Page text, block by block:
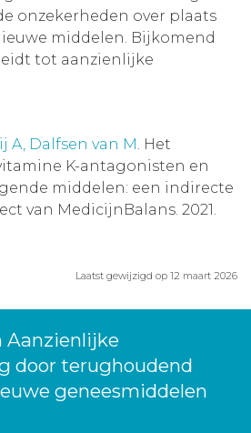
onzekerheden over plaats
middelen. Bijkomend
tot aanzienlijke
A, Dalfsen van M. Het
K-antagonisten en
middelen: een indirecte
van MedicijnBalans. 2021.
Laatst gewijzigd op 12 maart 2026
Aanzienlijke
door terughoudend
geneesmiddelen